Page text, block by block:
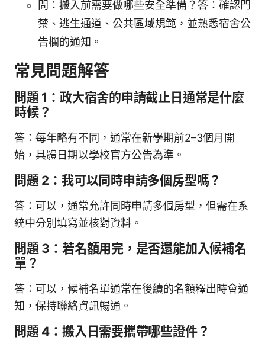
問：搬入前需要做哪些安全準備？答：確認門
禁、逃生通道、公共區域規範，並熟悉宿舍公
告欄的通知。
常見問題解答
問題 1：政大宿舍的申請截止日通常是什麼
時候？
答：每年略有不同，通常在新學期前2–3個月開
始，具體日期以學校官方公告為準。
問題 2：我可以同時申請多個房型嗎？
答：可以，通常允許同時申請多個房型，但需在系
統中分別填寫並核對資料。
問題 3：若名額用完，是否還能加入候補名
單？
答：可以，候補名單通常在後續的名額釋出時會通
知，保持聯絡資訊暢通。
問題 4：搬入日需要攜帶哪些證件？